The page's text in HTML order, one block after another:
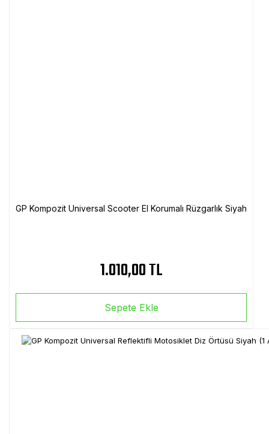
GP Kompozit Universal Scooter El Korumalı Rüzgarlık Siyah
1.010,00 TL
Sepete Ekle